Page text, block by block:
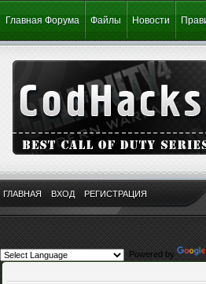
Главная Форума Файлы Новости
ГЛАВНАЯ ВХОД РЕГИСТРАЦИЯ
Powered by